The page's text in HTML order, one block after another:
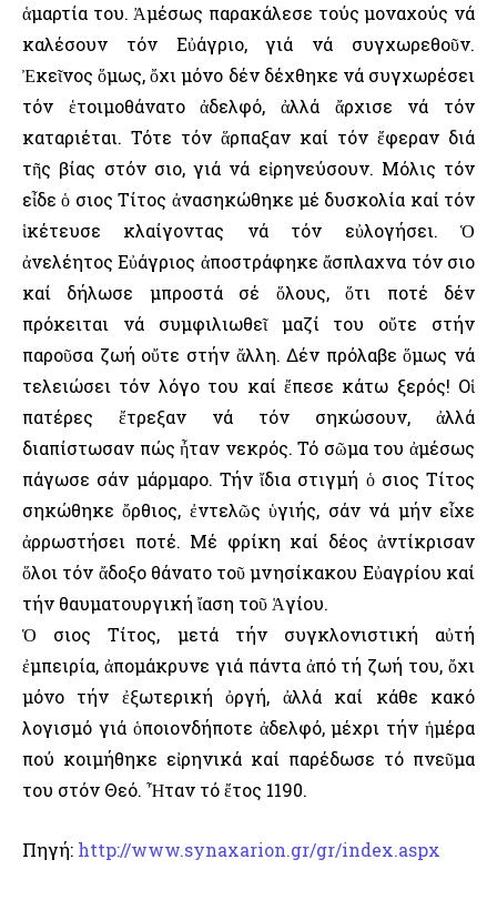
ἁμαρτία του. Ἀμέσως παρακάλεσε τούς μοναχούς νά
καλέσουν τόν Εὐάγριο, γιά νά συγχωρεθοῦν.
Ἐκεῖνος ὅμως, ὄχι μόνο δέν δέχθηκε νά συγχωρέσει
τόν ἑτοιμοθάνατο ἀδελφό, ἀλλά ἄρχισε νά τόν
καταριέται. Τότε τόν ἅρπαξαν καί τόν ἔφεραν διά
τῆς βίας στόν Ὅσιο, γιά νά εἰρηνεύσουν. Μόλις τόν
εἶδε ὁ Ὅσιος Τίτος ἀνασηκώθηκε μέ δυσκολία καί τόν
ἱκέτευσε κλαίγοντας νά τόν εὐλογήσει. Ὁ
ἀνελέητος Εὐάγριος ἀποστράφηκε ἄσπλαχνα τόν Ὅσιο
καί δήλωσε μπροστά σέ ὅλους, ὅτι ποτέ δέν
πρόκειται νά συμφιλιωθεῖ μαζί του οὔτε στήν
παροῦσα ζωή οὔτε στήν ἄλλη. Δέν πρόλαβε ὅμως νά
τελειώσει τόν λόγο του καί ἔπεσε κάτω ξερός! Οἱ
πατέρες ἔτρεξαν νά τόν σηκώσουν, ἀλλά
διαπίστωσαν πώς ἦταν νεκρός. Τό σῶμα του ἀμέσως
πάγωσε σάν μάρμαρο. Τήν ἴδια στιγμή ὁ Ὅσιος Τίτος
σηκώθηκε ὄρθιος, ἐντελῶς ὑγιής, σάν νά μήν εἶχε
ἀρρωστήσει ποτέ. Μέ φρίκη καί δέος ἀντίκρισαν
ὅλοι τόν ἄδοξο θάνατο τοῦ μνησίκακου Εὐαγρίου καί
τήν θαυματουργική ἴαση τοῦ Ἁγίου.
Ὁ Ὅσιος Τίτος, μετά τήν συγκλονιστική αὐτή
ἐμπειρία, ἀπομάκρυνε γιά πάντα ἀπό τή ζωή του, ὄχι
μόνο τήν ἐξωτερική ὀργή, ἀλλά καί κάθε κακό
λογισμό γιά ὁποιονδήποτε ἀδελφό, μέχρι τήν ἡμέρα
πού κοιμήθηκε εἰρηνικά καί παρέδωσε τό πνεῦμα
του στόν Θεό. Ἦταν τό ἔτος 1190.
Πηγή: http://www.synaxarion.gr/gr/index.aspx